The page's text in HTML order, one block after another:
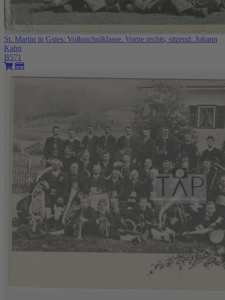
St. Martin in Gsies: Volksschulklasse. Vorne rechts, sitzend: Johann
Kahn
B571